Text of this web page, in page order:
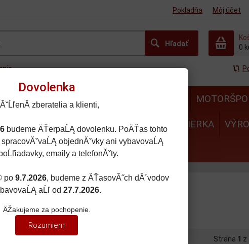
Pokladňa Môj účet
Hľadať
0
OSOBNÉ AUTÁ
DOPLNKY ZĽAVY A AKCIE MIERKA
Strana 1 z
Dovolenka
zberatelia a klienti,
budeme ÄŤerpaĹĄ dovolenku. PoÄŤas tohto
objednĂˇvky ani vybavovaĹĄ
emaily a telefonĂˇty.
po 9.7.2026, budeme z ÄŤasovĂ˝ch dĂ´vodov
aĹľ od 27.7.2026.
ÄŽakujeme za pochopenie.
Rozumiem